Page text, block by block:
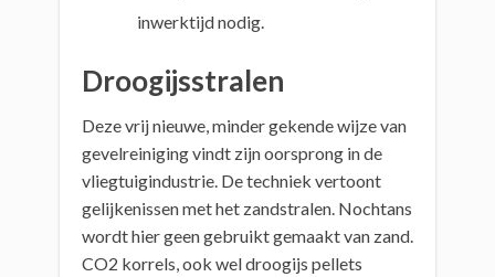
inwerktijd nodig.
Droogijsstralen
Deze vrij nieuwe, minder gekende wijze van
gevelreiniging vindt zijn oorsprong in de
vliegtuigindustrie. De techniek vertoont
gelijkenissen met het zandstralen. Nochtans
wordt hier geen gebruikt gemaakt van zand.
CO2 korrels, ook wel droogijs pellets